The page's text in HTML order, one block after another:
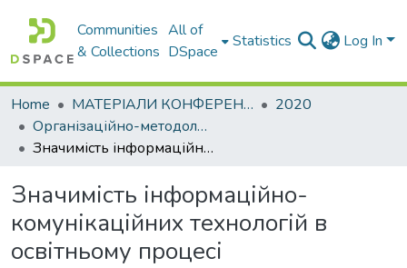
Communities
& Collections
All of
DSpace
Statistics Log In
Home МАТЕРІАЛИ КОНФЕРЕНЦІЙ
2020
Організаційно-методологічне забезпечення підготовки фахівців: тенденції, проблеми та шляхи їх вирішення (з нагоди 90-річчя ХНАДУ)
Значимість інформаційно-комунікаційних технологій в освітньому процесі
Значимість інформаційно-
комунікаційних технологій в
освітньому процесі